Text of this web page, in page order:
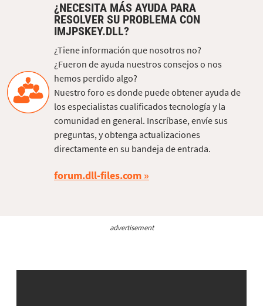
¿NECESITA MÁS AYUDA PARA
RESOLVER SU PROBLEMA CON
IMJPSKEY.DLL?
¿Tiene información que nosotros no?
¿Fueron de ayuda nuestros consejos o nos
hemos perdido algo?
Nuestro foro es donde puede obtener ayuda de
los especialistas cualificados tecnología y la
comunidad en general. Inscríbase, envíe sus
preguntas, y obtenga actualizaciones
directamente en su bandeja de entrada.
forum.dll-files.com
advertisement